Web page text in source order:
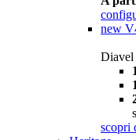
new
Diavel
scopri